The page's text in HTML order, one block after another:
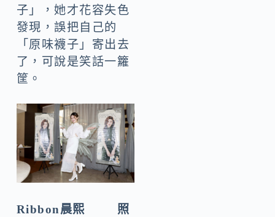
子」，她才花容失色
發現，誤把自己的
「原味襪子」寄出去
了，可說是笑話一籮
筐。
Ribbon晨熙 照